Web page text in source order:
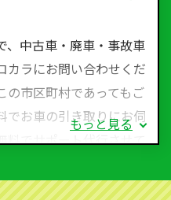
、中古車・廃車・事故車
カラにお問い合わせくだ
の市区町村であってもご
でお車の引き取りにお伺
料でサポート代行させて
動車、乗らなくなってし
もっと見る